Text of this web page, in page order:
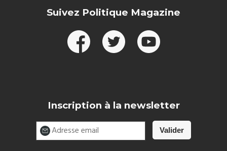
Suivez Politique Magazine
Inscription à la newsletter